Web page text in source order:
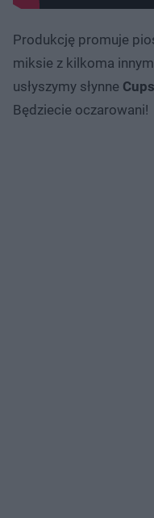
Produkcję promuje
miksie z kilkoma
usłyszymy słynne Cups
Będziecie oczarowani!